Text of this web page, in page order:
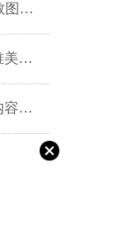
全球球精选！excel怎么画函数图（excel怎么画函数图像）
环球热文：鼓励孩子的诗句唯美短句（鼓励孩子的诗句）
全球视点！煤矿职代会提案内容汇总（煤矿职代会提案范文）